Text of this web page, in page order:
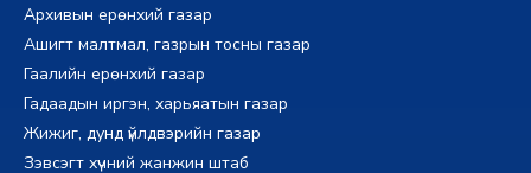
Архивын ерөнхий газар
Ашигт малтмал, газрын тосны газар
Гаалийн ерөнхий газар
Гадаадын иргэн, харьяатын газар
Жижиг, дунд үйлдвэрийн газар
Зэвсэгт хүчний жанжин штаб